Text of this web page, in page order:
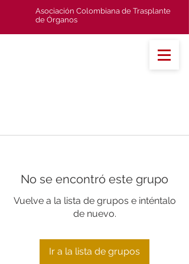
Asociación Colombiana de Trasplante
de Órganos
No se encontró este grupo
Vuelve a la lista de grupos e inténtalo
de nuevo.
Ir a la lista de grupos